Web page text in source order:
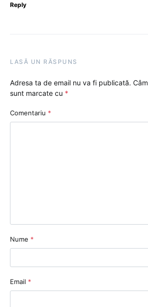
Reply
LASĂ UN RĂSPUNS
Adresa ta de email nu va fi publicată.
sunt marcate cu *
Comentariu *
Nume *
Email *